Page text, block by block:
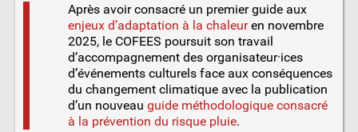
Après avoir consacré un premier guide aux
enjeux d’adaptation à la chaleuren novembre
2025, le COFEES poursuit son travail
d’accompagnement des organisateur·ices
d’événements culturels face aux conséquences
du changement climatique avec la publication
d’un nouveau guide méthodologique consacré
à la prévention du risque pluie.